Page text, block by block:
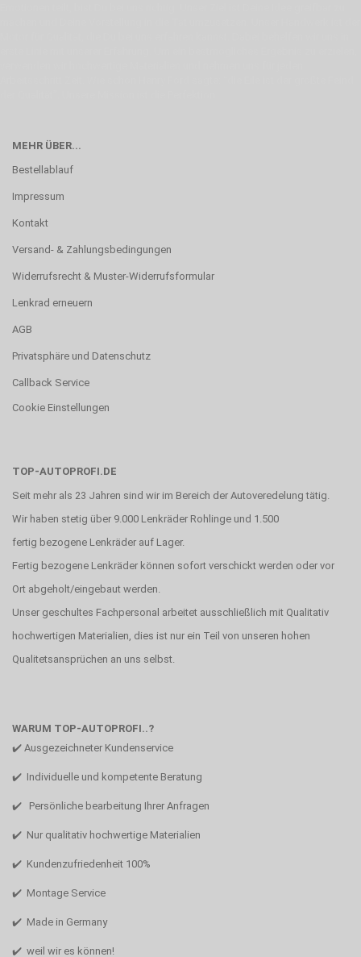
MEHR ÜBER...
Bestellablauf
Impressum
Kontakt
Versand- & Zahlungsbedingungen
Widerrufsrecht & Muster-Widerrufsformular
Lenkrad erneuern
AGB
Privatsphäre und Datenschutz
Callback Service
Cookie Einstellungen
TOP-AUTOPROFI.DE
Seit mehr als 23 Jahren sind wir im Bereich der Autoveredelung tätig.
Wir haben stetig über 9.000 Lenkräder Rohlinge und 1.500
fertig bezogene Lenkräder auf Lager.
Fertig bezogene Lenkräder können sofort verschickt werden oder vor
Ort abgeholt/eingebaut werden.
Unser geschultes Fachpersonal arbeitet ausschließlich mit Qualitativ
hochwertigen Materialien, dies ist nur ein Teil von unseren hohen
Qualitetsansprüchen an uns selbst.
WARUM TOP-AUTOPROFI..?
✔️ Ausgezeichneter Kundenservice
✔️ Individuelle und kompetente Beratung
✔️ Persönliche bearbeitung Ihrer Anfragen
✔️ Nur qualitativ hochwertige Materialien
✔️ Kundenzufriedenheit 100%
✔️ Montage Service
✔️ Made in Germany
✔️ weil wir es können!